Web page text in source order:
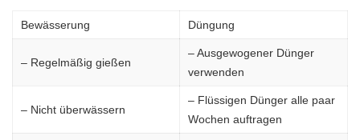
Bewässerung Düngung
– Regelmäßig gießen
– Ausgewogener Dünger
verwenden
– Nicht überwässern
– Flüssigen Dünger alle paar
Wochen auftragen